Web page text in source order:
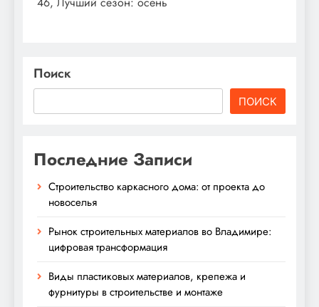
Поиск
ПОИСК
Последние Записи
Строительство каркасного дома: от проекта до
новоселья
Рынок строительных материалов во Владимире:
цифровая трансформация
Виды пластиковых материалов, крепежа и
фурнитуры в строительстве и монтаже